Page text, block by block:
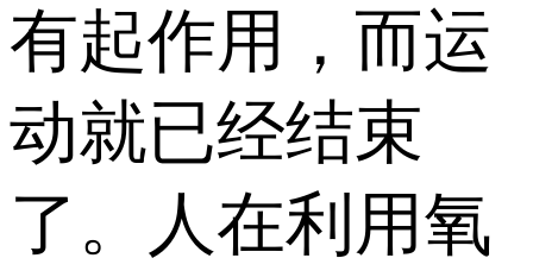
有起作用，而运
动就已经结束
了。人在利用氧